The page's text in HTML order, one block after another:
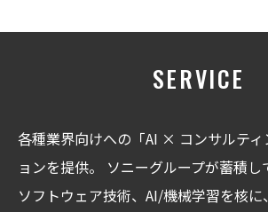
SERVICE
各種業界向けへの「AI × コンサルテ
ョンを提供。 ソニーグループが蓄積し
ソフトウェア技術、AI/機械学習を核に